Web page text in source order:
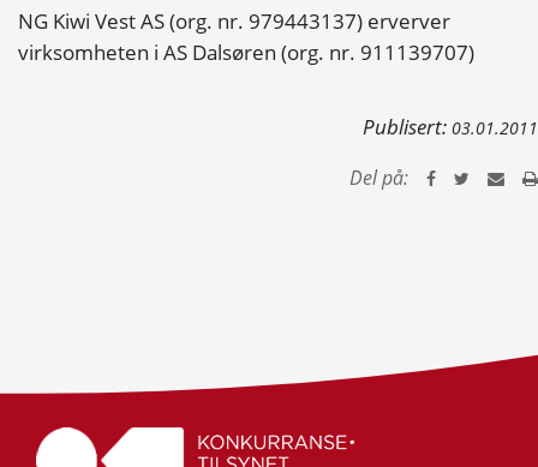
NG Kiwi Vest AS (org. nr. 979443137) erverver
virksomheten i AS Dalsøren (org. nr. 911139707)
Publisert: 03.01.2011
Del på: